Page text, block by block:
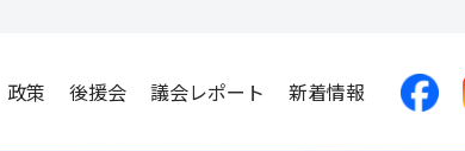
政策 後援会 議会レポート 新着情報